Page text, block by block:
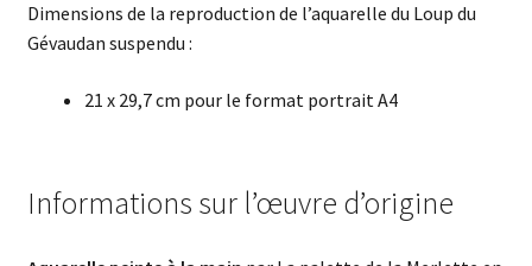
Dimensions de la reproduction de l’aquarelle du Loup du
Gévaudan suspendu :
21 x 29,7 cm pour le format portrait A4
Informations sur l’œuvre d’origine